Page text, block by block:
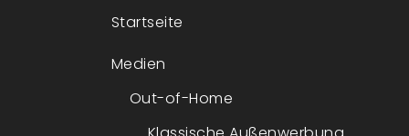
Startseite
Medien
Out-of-Home